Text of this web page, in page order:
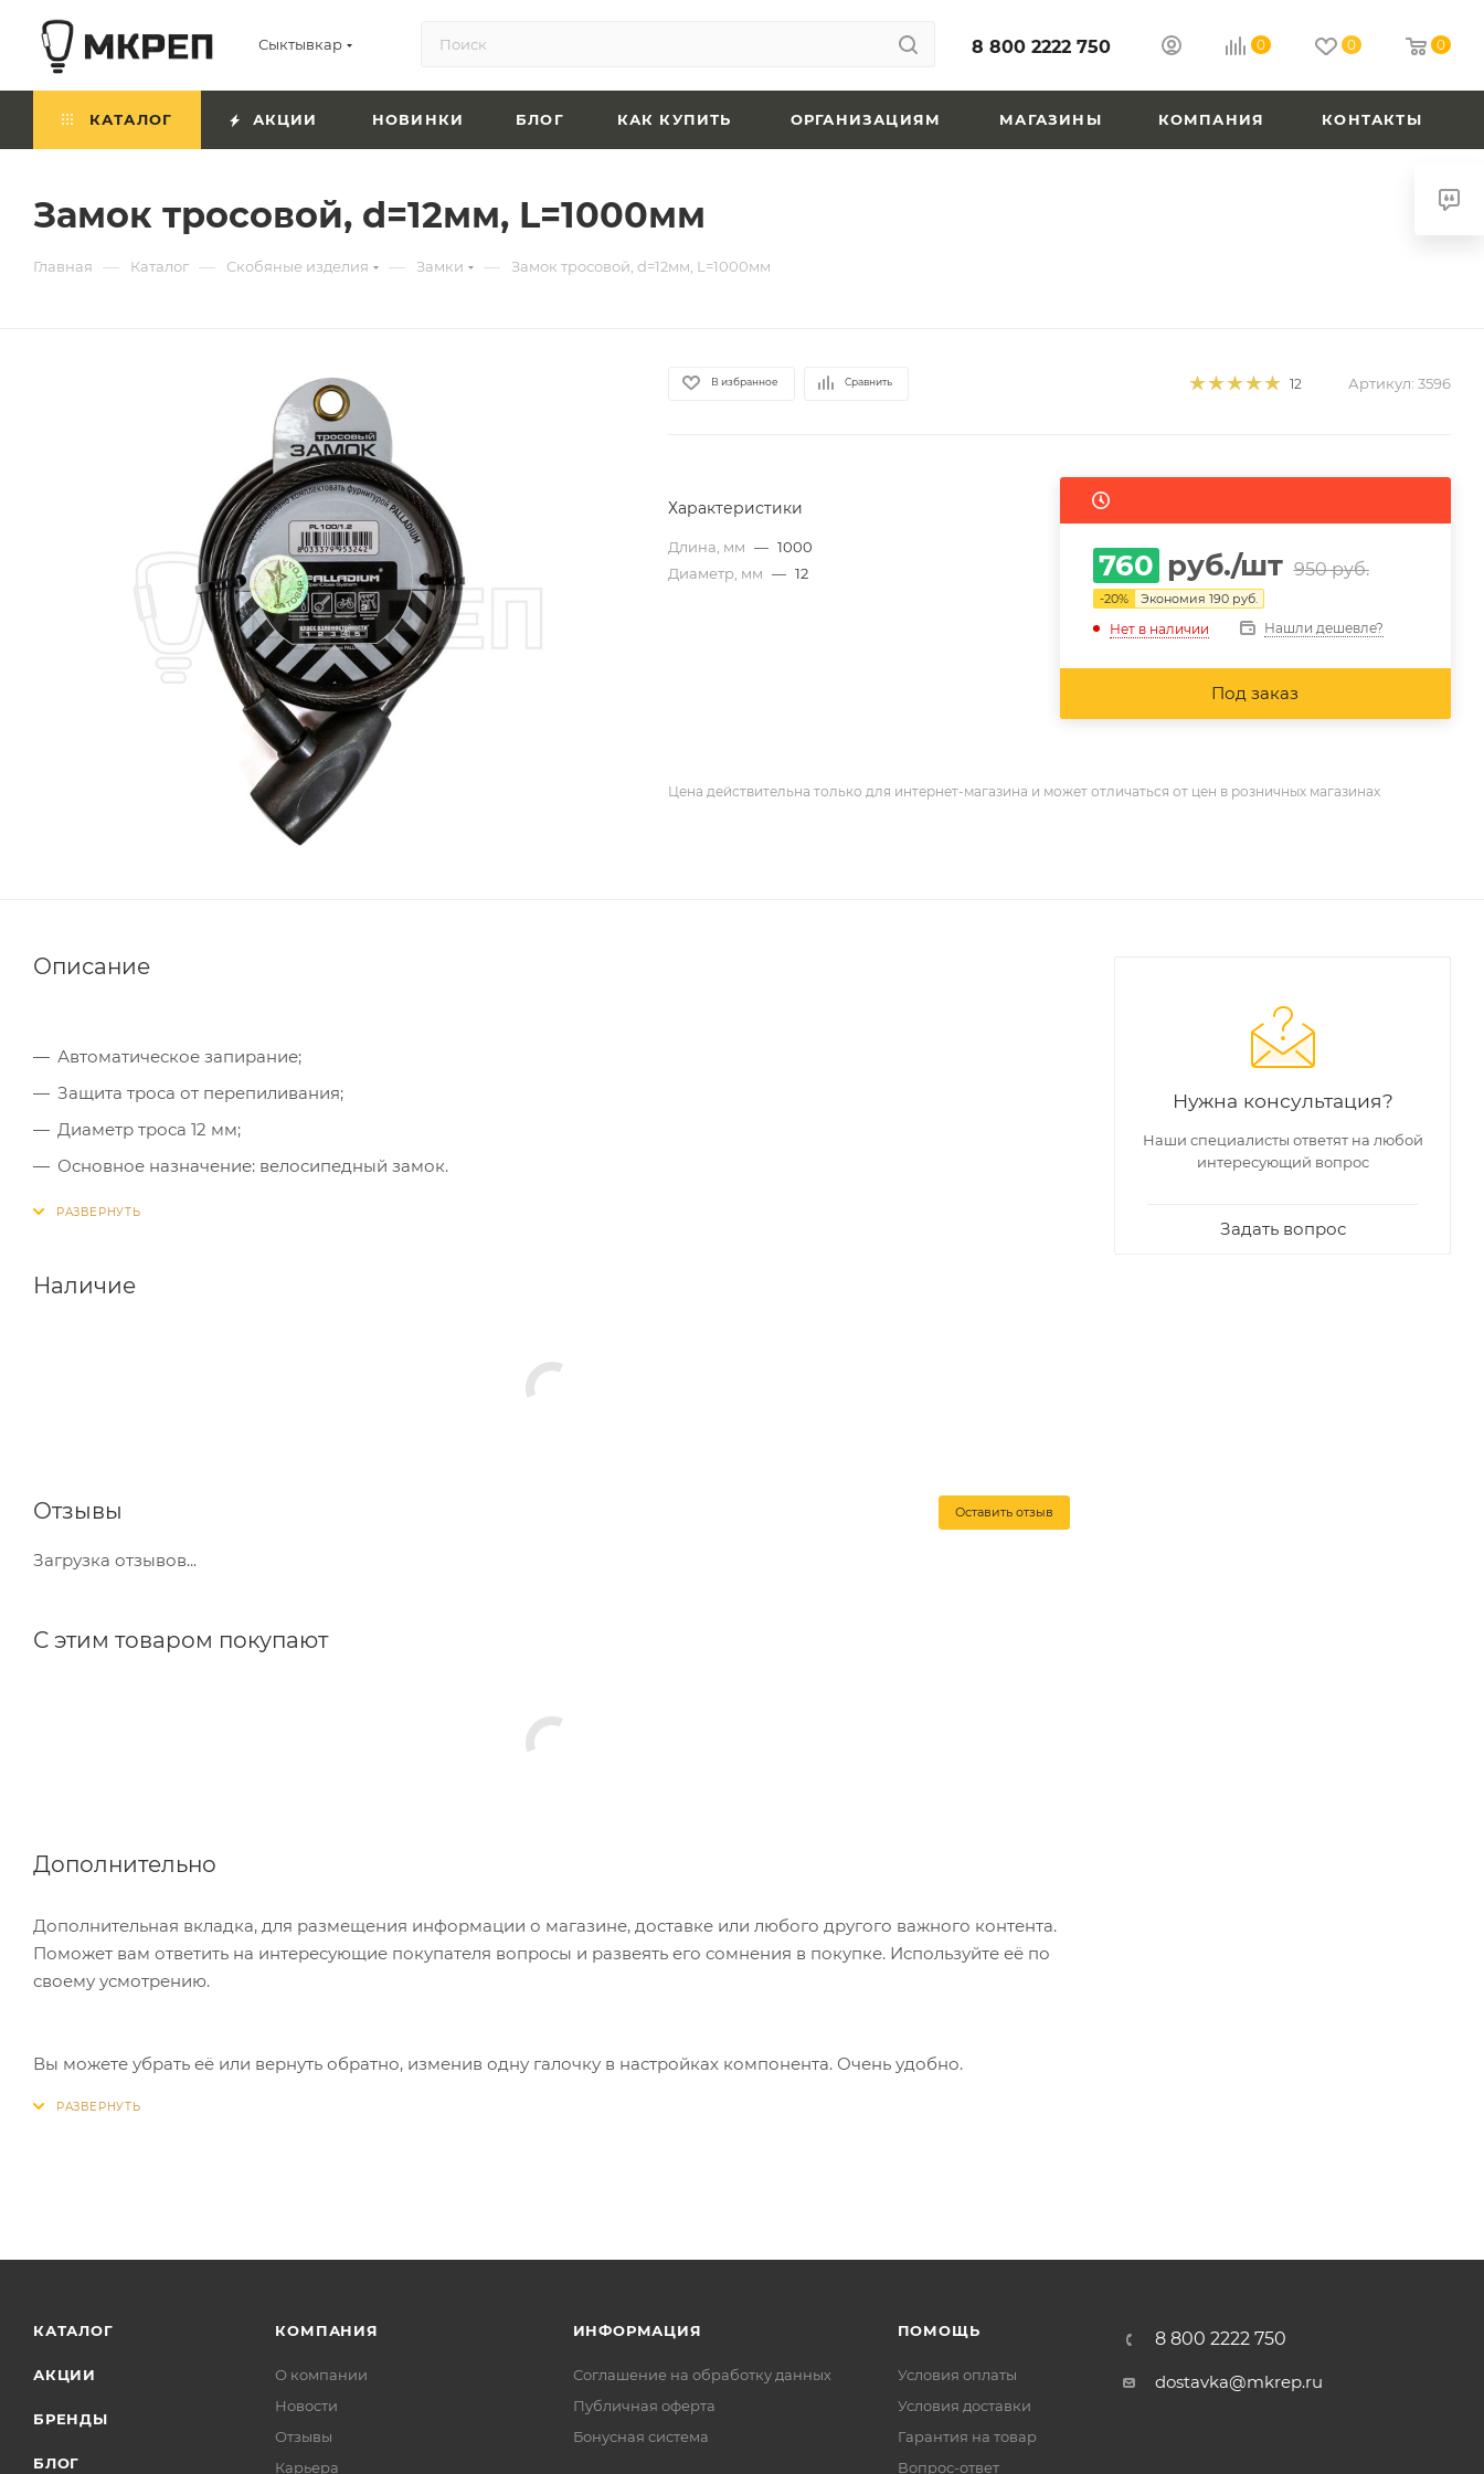
Сыктывкар 8 800 2222 750 0 0 0
КАТАЛОГ АКЦИИ НОВИНКИ БЛОГ КАК КУПИТЬ ОРГАНИЗАЦИЯМ МАГАЗИНЫ КОМПАНИЯ КОНТАКТЫ
Замок тросовой, d=12мм, L=1000мм
Главная — Каталог — Скобяные изделия — Замки — Замок тросовой, d=12мм, L=1000мм
В избранное Сравнить 12 Артикул: 3596
Характеристики
Длина, мм — 1000
Диаметр, мм — 12 760 руб./шт 950руб.
-20% Экономия 190руб.
Нет в наличии Нашли дешевле?
Под заказ
Цена действительна только для интернет-магазина и может отличаться от цен в розничных магазинах
Описание
Автоматическое запирание;
Защита троса от перепиливания;
Диаметр троса 12 мм;
Основное назначение: велосипедный замок.
Наличие
Отзывы Оставить отзыв
Загрузка отзывов...
С этим товаром покупают
Дополнительно
Дополнительная вкладка, для размещения информации о магазине, доставке или любого другого важного контента.
Поможет вам ответить на интересующие покупателя вопросы и развеять его сомнения в покупке. Используйте её по
своему усмотрению.
Вы можете убрать её или вернуть обратно, изменив одну галочку в настройках компонента. Очень удобно.
Нужна консультация?
Наши специалисты ответят на любой
интересующий вопрос
Задать вопрос
КАТАЛОГ
АКЦИИ
БРЕНДЫ
БЛОГ
КОМПАНИЯ
О компании
Новости
Отзывы
Карьера
ИНФОРМАЦИЯ
Соглашение на обработку данных
Публичная оферта
Бонусная система
ПОМОЩЬ
Условия оплаты
Условия доставки
Гарантия на товар
Вопрос-ответ
8 800 2222 750
dostavka@mkrep.ru